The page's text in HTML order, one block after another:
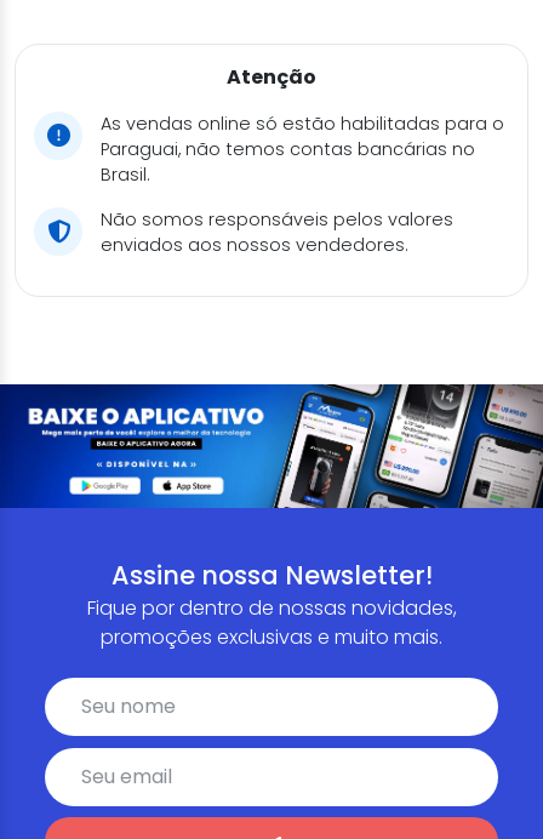
Atenção
As vendas online só estão habilitadas para o
Paraguai, não temos contas bancárias no
Brasil.
Não somos responsáveis pelos valores
enviados aos nossos vendedores.
Assine nossa Newsletter!
Fique por dentro de nossas novidades,
promoções exclusivas e muito mais.